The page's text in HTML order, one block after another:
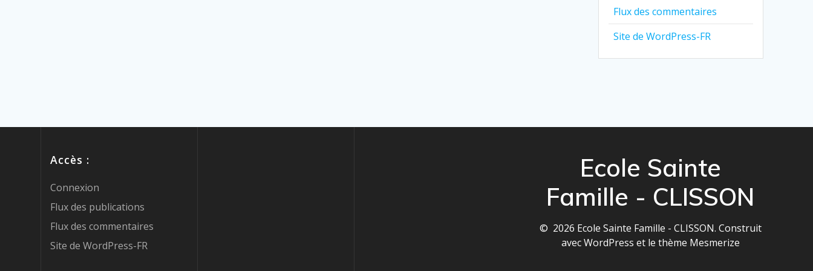
Flux des commentaires
Site de WordPress-FR
Accès :
Connexion
Flux des publications
Flux des commentaires
Site de WordPress-FR
Ecole Sainte
Famille - CLISSON
© 2026 Ecole Sainte Famille - CLISSON. Construit
avec WordPress et le thème Mesmerize